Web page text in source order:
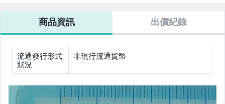
商品資訊 出價紀錄
流通發行形式
狀況
非現行流通貨幣